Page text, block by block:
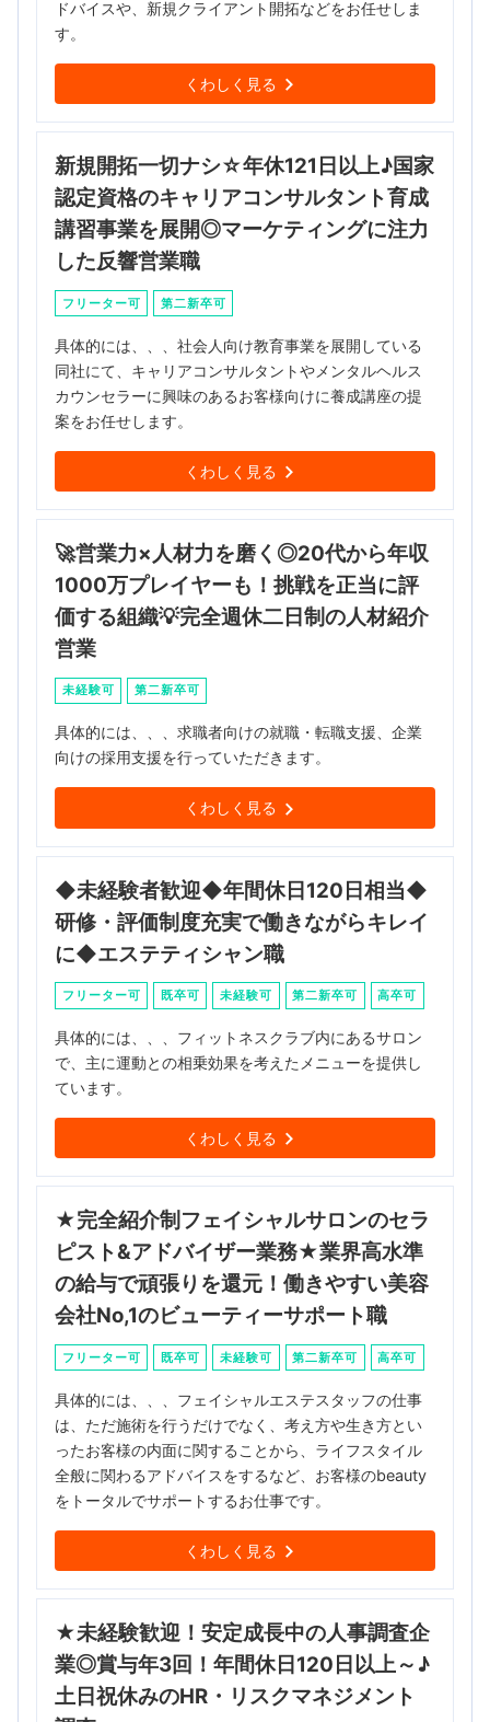
ドバイスや、新規クライアント開拓などをお任せしま
す。
くわしく見る
新規開拓一切ナシ☆年休121日以上♪国家
認定資格のキャリアコンサルタント育成
講習事業を展開◎マーケティングに注力
した反響営業職
フリーター可 第二新卒可
具体的には、、、社会人向け教育事業を展開している
同社にて、キャリアコンサルタントやメンタルヘルス
カウンセラーに興味のあるお客様向けに養成講座の提
案をお任せします。
くわしく見る
🚀営業力×人材力を磨く◎20代から年収
1000万プレイヤーも！挑戦を正当に評
価する組織💡完全週休二日制の人材紹介
営業
未経験可 第二新卒可
具体的には、、、求職者向けの就職・転職支援、企業
向けの採用支援を行っていただきます。
くわしく見る
◆未経験者歓迎◆年間休日120日相当◆
研修・評価制度充実で働きながらキレイ
に◆エステティシャン職
フリーター可 既卒可 未経験可 第二新卒可 高卒可
具体的には、、、フィットネスクラブ内にあるサロン
で、主に運動との相乗効果を考えたメニューを提供し
ています。
くわしく見る
★完全紹介制フェイシャルサロンのセラ
ピスト&アドバイザー業務★業界高水準
の給与で頑張りを還元！働きやすい美容
会社No,1のビューティーサポート職
フリーター可 既卒可 未経験可 第二新卒可 高卒可
具体的には、、、フェイシャルエステスタッフの仕事
は、ただ施術を行うだけでなく、考え方や生き方とい
ったお客様の内面に関することから、ライフスタイル
全般に関わるアドバイスをするなど、お客様のbeauty
をトータルでサポートするお仕事です。
くわしく見る
★未経験歓迎！安定成長中の人事調査企
業◎賞与年3回！年間休日120日以上～♪
土日祝休みのHR・リスクマネジメント